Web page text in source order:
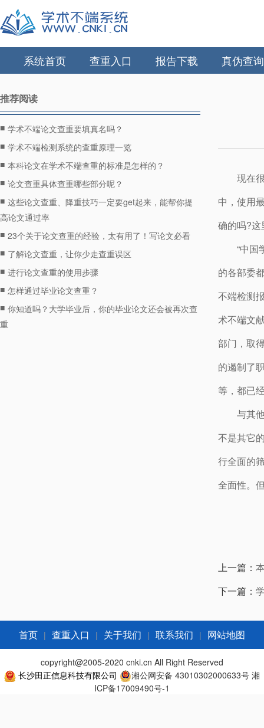
系统首页 查重入口 报告下载 真伪查询
推荐阅读
■ 学术不端论文查重要填真名吗？
■ 学术不端检测系统的查重原理一览
■ 本科论文在学术不端查重的标准是怎样的？
■ 论文查重具体查重哪些部分呢？
■ 这些论文查重、降重技巧一定要get起来，能帮你提
高论文通过率
■ 23个关于论文查重的经验，太有用了！写论文必看
■ 了解论文查重，让你少走查重误区
■ 进行论文查重的使用步骤
■ 怎样通过毕业论文查重？
■ 你知道吗？大学毕业后，你的毕业论文还会被再次查
重
现在
中，使用
确的吗?
“中国
的各部委
不端检测
术不端文
部门，取
的遏制了
等，都已
与其
不是其它
行全面的
全面性。
上一篇：
下一篇：
首页 | 查重入口 | 关于我们 | 联系我们 | 网站地图
copyright@2005-2020 cnki.cn All Right Reserved
长沙田正信息科技有限公司
湘公网安备 43010302000633号 湘
ICP备17009490号-1